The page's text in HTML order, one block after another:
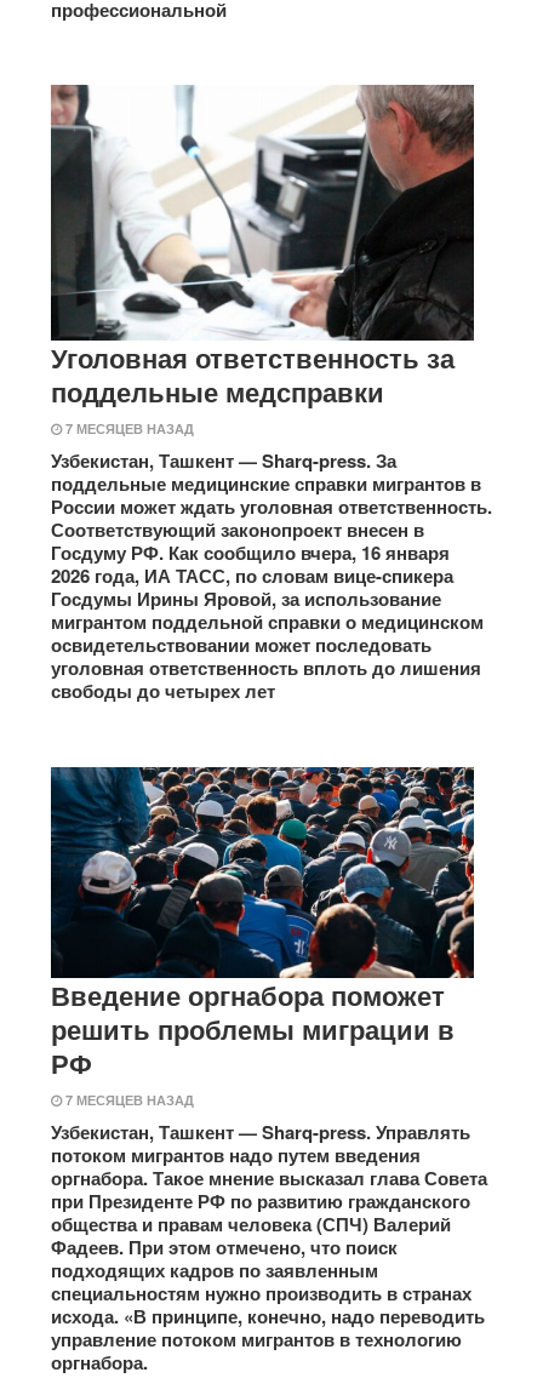
профессиональной
Уголовная ответственность за
поддельные медсправки
7 МЕСЯЦЕВ НАЗАД
Узбекистан, Ташкент — Sharq-press. За
поддельные медицинские справки мигрантов в
России может ждать уголовная ответственность.
Соответствующий законопроект внесен в
Госдуму РФ. Как сообщило вчера, 16 января
2026 года, ИА ТАСС, по словам вице-спикера
Госдумы Ирины Яровой, за использование
мигрантом поддельной справки о медицинском
освидетельствовании может последовать
уголовная ответственность вплоть до лишения
свободы до четырех лет
Введение оргнабора поможет
решить проблемы миграции в
РФ
7 МЕСЯЦЕВ НАЗАД
Узбекистан, Ташкент — Sharq-press. Управлять
потоком мигрантов надо путем введения
оргнабора. Такое мнение высказал глава Совета
при Президенте РФ по развитию гражданского
общества и правам человека (СПЧ) Валерий
Фадеев. При этом отмечено, что поиск
подходящих кадров по заявленным
специальностям нужно производить в странах
исхода. «В принципе, конечно, надо переводить
управление потоком мигрантов в технологию
оргнабора.